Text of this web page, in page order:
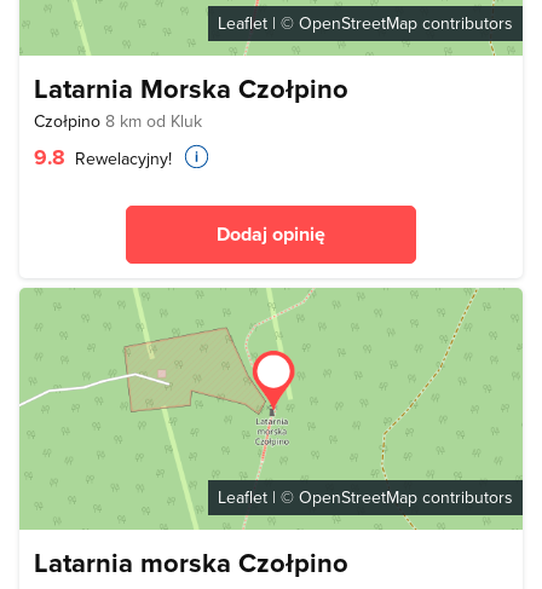
Leaflet | © OpenStreetMap contributors
Latarnia Morska Czołpino
Czołpino 8 km od Kluk
9.8 Rewelacyjny!
Dodaj opinię
Leaflet | © OpenStreetMap contributors
Latarnia morska Czołpino